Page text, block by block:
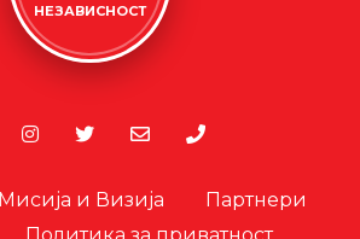
НЕЗАВИСНОСТ
Мисија и Визија
Партнери